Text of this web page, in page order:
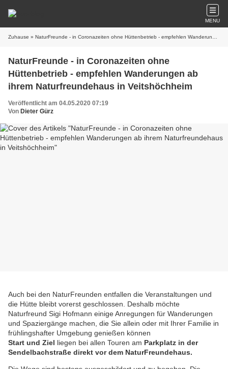
MENU
Zuhause » NaturFreunde - in Coronazeiten ohne Hüttenbetrieb - empfehlen Wanderungen ab ihrem Naturfreundehaus in Veitshöchheim
NaturFreunde - in Coronazeiten ohne
Hüttenbetrieb - empfehlen Wanderungen ab
ihrem Naturfreundehaus in Veitshöchheim
Veröffentlicht am 04.05.2020 07:19
Von Dieter Gürz
Auch bei den NaturFreunden entfallen die Veranstaltungen und
die Hütte bleibt vorerst geschlossen. Deshalb möchte
Naturfreund Sigi Hofmann einige Anregungen für Wanderungen
und Spaziergänge machen, die Sie allein oder mit Ihrer Familie in
frühlingshafter Umgebung genießen können
Start und Ziel liegen bei allen Touren am Parkplatz in der
Sendelbachstraße direkt vor dem NaturFreundehaus.